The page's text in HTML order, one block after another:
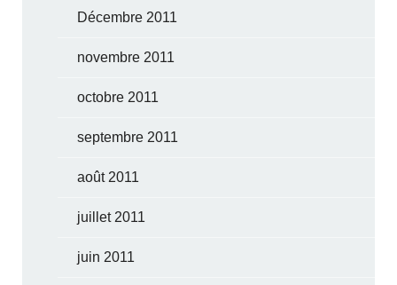
Décembre 2011
novembre 2011
octobre 2011
septembre 2011
août 2011
juillet 2011
juin 2011